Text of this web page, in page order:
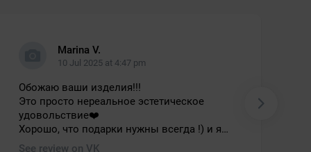
Marina V.
10 Jul 2025 at 4:47 pm
Обожаю ваши изделия!!!
Это просто нереальное эстетическое
удовольствие❤️
Хорошо, что подарки нужны всегда !) и я
знаю где всегда можно найти что-то
See review on VK